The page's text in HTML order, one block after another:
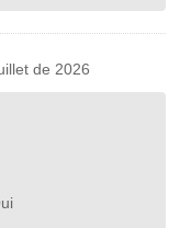
de 2026